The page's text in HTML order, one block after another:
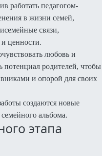
работать педагогом-
в жизни семей,
связи,
ценности.
любовь и
потенциал родителей, чтобы
и опорой для своих
создаются новые
альбома.
этапа